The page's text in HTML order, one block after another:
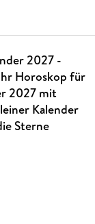
2027 -
Horoskop für
2027 mit
Kalender
Sterne